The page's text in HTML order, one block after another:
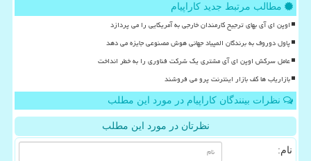
مطالب مرتبط جدید کاراپیام
اوپن ای آی بهای ترجیح کارمندان خارجی به آمریکایی را می پردازد
پاول دوروف به برندگان المپیاد جهانی هوش مصنوعی جایزه می دهد
عامل سرکش اوپن ای آی مشتری یک شرکت فناوری را به خطر انداخت
بازاریاب ها کف بازار اینترنت پرو می فروشند
نظرات بینندگان کاراپیام در مورد این مطلب
نظرتان در مورد این مطلب
نام: